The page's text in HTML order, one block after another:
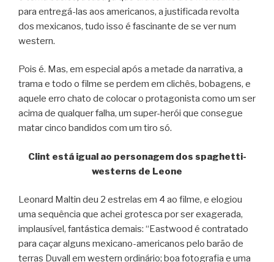
para entregá-las aos americanos, a justificada revolta
dos mexicanos, tudo isso é fascinante de se ver num
western.
Pois é. Mas, em especial após a metade da narrativa, a
trama e todo o filme se perdem em clichês, bobagens, e
aquele erro chato de colocar o protagonista como um ser
acima de qualquer falha, um super-herói que consegue
matar cinco bandidos com um tiro só.
Clint está igual ao personagem dos spaghetti-
westerns de Leone
Leonard Maltin deu 2 estrelas em 4 ao filme, e elogiou
uma sequência que achei grotesca por ser exagerada,
implausível, fantástica demais: “Eastwood é contratado
para caçar alguns mexicano-americanos pelo barão de
terras Duvall em western ordinário; boa fotografia e uma